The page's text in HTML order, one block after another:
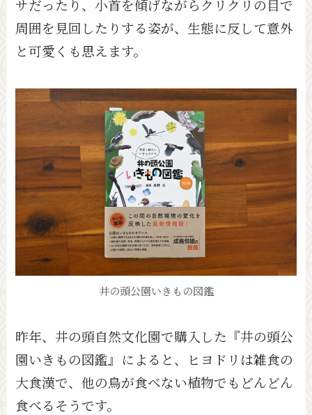
サだったり、小首を傾げながらクリクリの目で
周囲を見回したりする姿が、生態に反して意外
と可愛くも思えます。
井の頭公園いきもの図鑑
昨年、井の頭自然文化園で購入した『井の頭公
園いきもの図鑑』によると、ヒヨドリは雑食の
大食漢で、他の鳥が食べない植物でもどんどん
食べるそうです。